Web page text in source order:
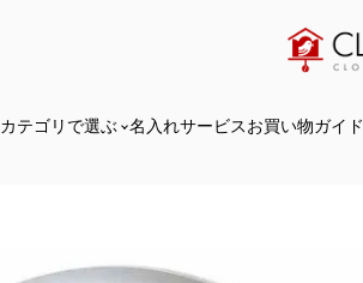
カテゴリで選ぶ 名入れサービスお買い物ガイド